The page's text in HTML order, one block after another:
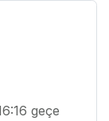
geçe